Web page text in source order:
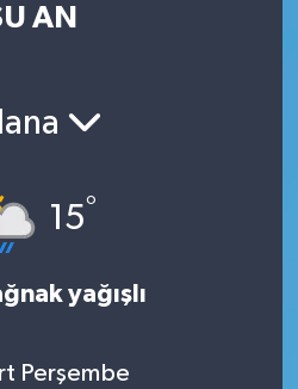
AN
15°
yağışlı
Perşembe